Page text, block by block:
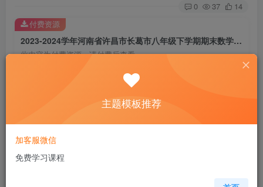
0 37 14
2023-2024学年河南省许昌市长葛市八年级下学期期末数学试题及答案(Word版)
此内容为付费资源，请付费后查看
9.9
免费
暂时无法购买，请与站长联系
付费资源
主题模板推荐
加客服微信
免费学习课程